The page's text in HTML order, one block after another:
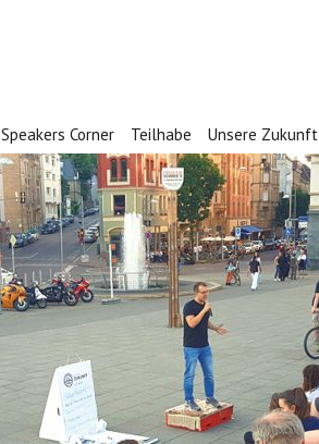
Speakers Corner Teilhabe Unsere Zukunft